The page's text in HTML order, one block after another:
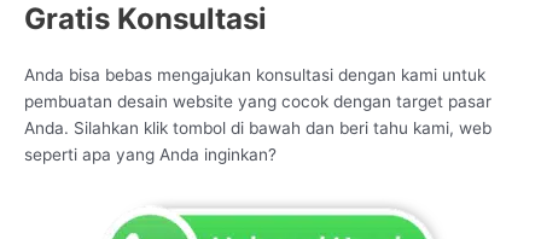
Gratis Konsultasi
Anda bisa bebas mengajukan konsultasi dengan kami untuk
pembuatan desain website yang cocok dengan target pasar
Anda. Silahkan klik tombol di bawah dan beri tahu kami, web
seperti apa yang Anda inginkan?